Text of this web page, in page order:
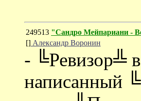
249513 "Сандро Мейпариани -
[] Александр Воронин
- ╚Ревизор╩
написанный